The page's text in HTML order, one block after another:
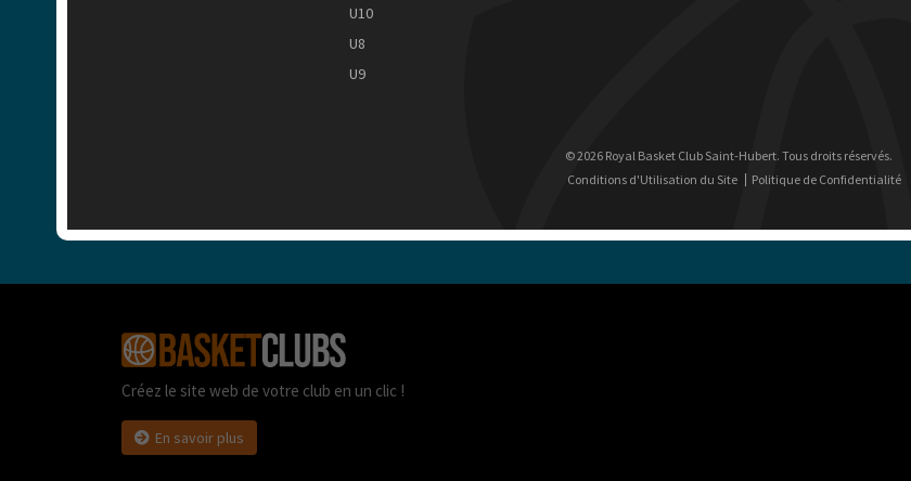
U10
U8
U9
© 2026 Royal Basket Club Saint-Hubert. Tous droits réservés.
Conditions d'Utilisation du Site
Politique de Confidentialité
Créez le site web de votre club en un clic !
En savoir plus